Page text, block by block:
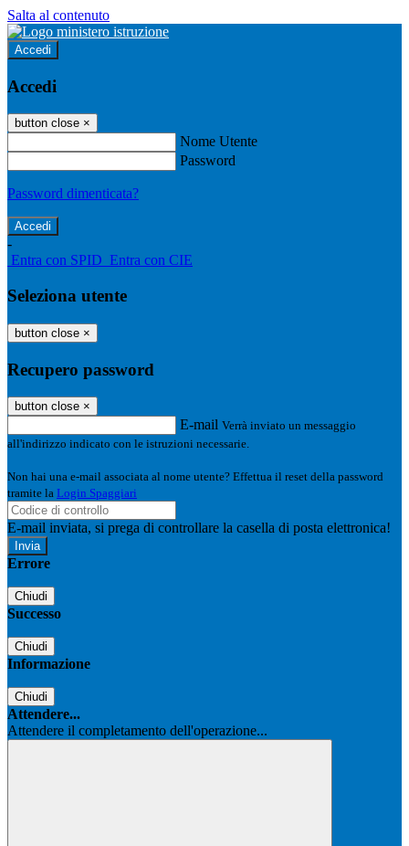
Salta al contenuto
Accedi
Accedi
button close ×
Nome Utente
Password
Password dimenticata?
-
Entra con SPID Entra con CIE
Seleziona utente
button close ×
Recupero password
button close ×
E-mail Verrà inviato un messaggio
all'indirizzo indicato con le istruzioni necessarie.
Non hai una e-mail associata al nome utente? Effettua il reset della password
tramite la Login Spaggiari
E-mail inviata, si prega di controllare la casella di posta elettronica!
Errore
Chiudi
Successo
Chiudi
Informazione
Chiudi
Attendere...
Attendere il completamento dell'operazione...